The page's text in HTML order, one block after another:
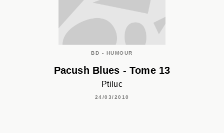
BD - HUMOUR
Pacush Blues - Tome 13
Ptiluc
24/03/2010